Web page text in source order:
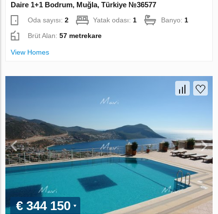
Daire 1+1 Bodrum, Muğla, Türkiye №36577
Oda sayısı:2 Yatak odası:1 Banyo:1
Brüt Alan:57 metrekare
View Homes
€ 344 150